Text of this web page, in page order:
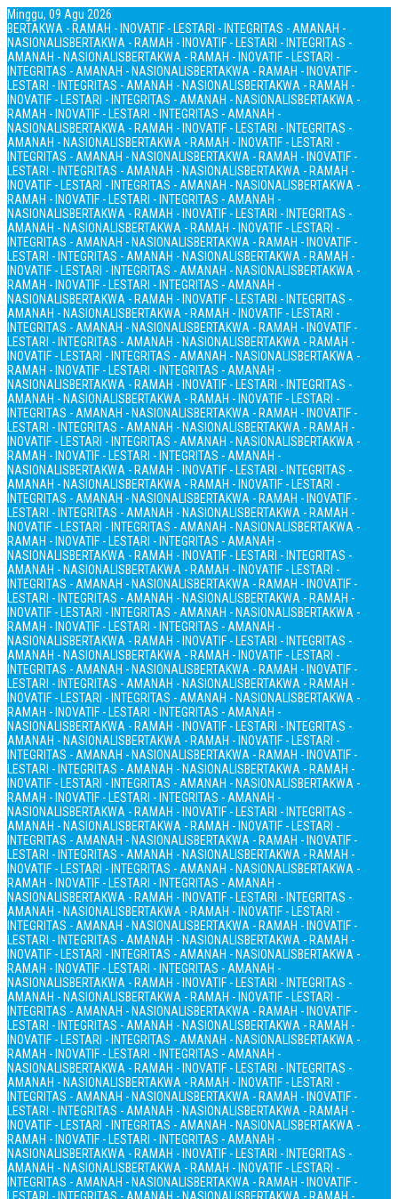
Minggu, 09 Agu 2026
BERTAKWA - RAMAH - INOVATIF - LESTARI - INTEGRITAS - AMANAH -
NASIONALISBERTAKWA - RAMAH - INOVATIF - LESTARI - INTEGRITAS -
AMANAH - NASIONALISBERTAKWA - RAMAH - INOVATIF - LESTARI -
INTEGRITAS - AMANAH - NASIONALISBERTAKWA - RAMAH - INOVATIF -
LESTARI - INTEGRITAS - AMANAH - NASIONALISBERTAKWA - RAMAH -
INOVATIF - LESTARI - INTEGRITAS - AMANAH - NASIONALISBERTAKWA -
RAMAH - INOVATIF - LESTARI - INTEGRITAS - AMANAH -
NASIONALISBERTAKWA - RAMAH - INOVATIF - LESTARI - INTEGRITAS -
AMANAH - NASIONALISBERTAKWA - RAMAH - INOVATIF - LESTARI -
INTEGRITAS - AMANAH - NASIONALISBERTAKWA - RAMAH - INOVATIF -
LESTARI - INTEGRITAS - AMANAH - NASIONALISBERTAKWA - RAMAH -
INOVATIF - LESTARI - INTEGRITAS - AMANAH - NASIONALISBERTAKWA -
RAMAH - INOVATIF - LESTARI - INTEGRITAS - AMANAH -
NASIONALISBERTAKWA - RAMAH - INOVATIF - LESTARI - INTEGRITAS -
AMANAH - NASIONALISBERTAKWA - RAMAH - INOVATIF - LESTARI -
INTEGRITAS - AMANAH - NASIONALISBERTAKWA - RAMAH - INOVATIF -
LESTARI - INTEGRITAS - AMANAH - NASIONALISBERTAKWA - RAMAH -
INOVATIF - LESTARI - INTEGRITAS - AMANAH - NASIONALISBERTAKWA -
RAMAH - INOVATIF - LESTARI - INTEGRITAS - AMANAH -
NASIONALISBERTAKWA - RAMAH - INOVATIF - LESTARI - INTEGRITAS -
AMANAH - NASIONALISBERTAKWA - RAMAH - INOVATIF - LESTARI -
INTEGRITAS - AMANAH - NASIONALISBERTAKWA - RAMAH - INOVATIF -
LESTARI - INTEGRITAS - AMANAH - NASIONALISBERTAKWA - RAMAH -
INOVATIF - LESTARI - INTEGRITAS - AMANAH - NASIONALISBERTAKWA -
RAMAH - INOVATIF - LESTARI - INTEGRITAS - AMANAH -
NASIONALISBERTAKWA - RAMAH - INOVATIF - LESTARI - INTEGRITAS -
AMANAH - NASIONALISBERTAKWA - RAMAH - INOVATIF - LESTARI -
INTEGRITAS - AMANAH - NASIONALISBERTAKWA - RAMAH - INOVATIF -
LESTARI - INTEGRITAS - AMANAH - NASIONALISBERTAKWA - RAMAH -
INOVATIF - LESTARI - INTEGRITAS - AMANAH - NASIONALISBERTAKWA -
RAMAH - INOVATIF - LESTARI - INTEGRITAS - AMANAH -
NASIONALISBERTAKWA - RAMAH - INOVATIF - LESTARI - INTEGRITAS -
AMANAH - NASIONALISBERTAKWA - RAMAH - INOVATIF - LESTARI -
INTEGRITAS - AMANAH - NASIONALISBERTAKWA - RAMAH - INOVATIF -
LESTARI - INTEGRITAS - AMANAH - NASIONALISBERTAKWA - RAMAH -
INOVATIF - LESTARI - INTEGRITAS - AMANAH - NASIONALISBERTAKWA -
RAMAH - INOVATIF - LESTARI - INTEGRITAS - AMANAH -
NASIONALISBERTAKWA - RAMAH - INOVATIF - LESTARI - INTEGRITAS -
AMANAH - NASIONALISBERTAKWA - RAMAH - INOVATIF - LESTARI -
INTEGRITAS - AMANAH - NASIONALISBERTAKWA - RAMAH - INOVATIF -
LESTARI - INTEGRITAS - AMANAH - NASIONALISBERTAKWA - RAMAH -
INOVATIF - LESTARI - INTEGRITAS - AMANAH - NASIONALISBERTAKWA -
RAMAH - INOVATIF - LESTARI - INTEGRITAS - AMANAH -
NASIONALISBERTAKWA - RAMAH - INOVATIF - LESTARI - INTEGRITAS -
AMANAH - NASIONALISBERTAKWA - RAMAH - INOVATIF - LESTARI -
INTEGRITAS - AMANAH - NASIONALISBERTAKWA - RAMAH - INOVATIF -
LESTARI - INTEGRITAS - AMANAH - NASIONALISBERTAKWA - RAMAH -
INOVATIF - LESTARI - INTEGRITAS - AMANAH - NASIONALISBERTAKWA -
RAMAH - INOVATIF - LESTARI - INTEGRITAS - AMANAH -
NASIONALISBERTAKWA - RAMAH - INOVATIF - LESTARI - INTEGRITAS -
AMANAH - NASIONALISBERTAKWA - RAMAH - INOVATIF - LESTARI -
INTEGRITAS - AMANAH - NASIONALISBERTAKWA - RAMAH - INOVATIF -
LESTARI - INTEGRITAS - AMANAH - NASIONALISBERTAKWA - RAMAH -
INOVATIF - LESTARI - INTEGRITAS - AMANAH - NASIONALISBERTAKWA -
RAMAH - INOVATIF - LESTARI - INTEGRITAS - AMANAH -
NASIONALISBERTAKWA - RAMAH - INOVATIF - LESTARI - INTEGRITAS -
AMANAH - NASIONALISBERTAKWA - RAMAH - INOVATIF - LESTARI -
INTEGRITAS - AMANAH - NASIONALISBERTAKWA - RAMAH - INOVATIF -
LESTARI - INTEGRITAS - AMANAH - NASIONALISBERTAKWA - RAMAH -
INOVATIF - LESTARI - INTEGRITAS - AMANAH - NASIONALISBERTAKWA -
RAMAH - INOVATIF - LESTARI - INTEGRITAS - AMANAH -
NASIONALISBERTAKWA - RAMAH - INOVATIF - LESTARI - INTEGRITAS -
AMANAH - NASIONALISBERTAKWA - RAMAH - INOVATIF - LESTARI -
INTEGRITAS - AMANAH - NASIONALISBERTAKWA - RAMAH - INOVATIF -
LESTARI - INTEGRITAS - AMANAH - NASIONALISBERTAKWA - RAMAH -
INOVATIF - LESTARI - INTEGRITAS - AMANAH - NASIONALISBERTAKWA -
RAMAH - INOVATIF - LESTARI - INTEGRITAS - AMANAH -
NASIONALISBERTAKWA - RAMAH - INOVATIF - LESTARI - INTEGRITAS -
AMANAH - NASIONALISBERTAKWA - RAMAH - INOVATIF - LESTARI -
INTEGRITAS - AMANAH - NASIONALISBERTAKWA - RAMAH - INOVATIF -
LESTARI - INTEGRITAS - AMANAH - NASIONALISBERTAKWA - RAMAH -
INOVATIF - LESTARI - INTEGRITAS - AMANAH - NASIONALISBERTAKWA -
RAMAH - INOVATIF - LESTARI - INTEGRITAS - AMANAH -
NASIONALISBERTAKWA - RAMAH - INOVATIF - LESTARI - INTEGRITAS -
AMANAH - NASIONALISBERTAKWA - RAMAH - INOVATIF - LESTARI -
INTEGRITAS - AMANAH - NASIONALISBERTAKWA - RAMAH - INOVATIF -
LESTARI - INTEGRITAS - AMANAH - NASIONALISBERTAKWA - RAMAH -
INOVATIF - LESTARI - INTEGRITAS - AMANAH - NASIONALISBERTAKWA -
RAMAH - INOVATIF - LESTARI - INTEGRITAS - AMANAH -
NASIONALISBERTAKWA - RAMAH - INOVATIF - LESTARI - INTEGRITAS -
AMANAH - NASIONALISBERTAKWA - RAMAH - INOVATIF - LESTARI -
INTEGRITAS - AMANAH - NASIONALISBERTAKWA - RAMAH - INOVATIF -